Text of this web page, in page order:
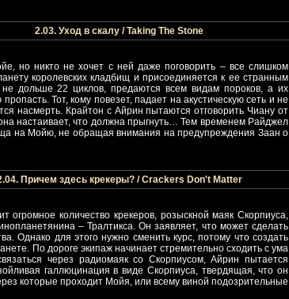
2.03. Уход в скалу / Taking The Stone
но никто не хочет с ней даже поговорить – все слишком
королевских кладбищ и присоединяется к ее странным
дольше 22 циклов, предаются всем видам пороков, а их
Тот, кому повезет, падает на акустическую сеть и не
насмерть. Крайтон с Айрин пытаются отговорить Чиану от
настаивает, что должна прыгнуть… Тем временем Райджел
на Мойю, не обращая внимания на предупреждения Заан о
Причем здесь крекеры? / Crackers Don't Matter
количество крекеров, розыскной маяк Скорпиуса,
– Тралтикса. Он заявляет, что может сделать
Однако для этого нужно сменить курс, потому что создать
По дороге экипаж начинает стремительно сходить с ума
через радиомаяк со Скорпиусом, Айрин пытается
галлюцинация в виде Скорпиуса, твердящая, что он
которые проходит Мойя, или всему виной подозрительные